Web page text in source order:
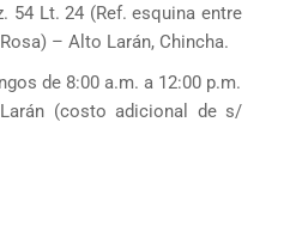
54 Lt. 24 (Ref. esquina entre
– Alto Larán, Chincha.
de 8:00 a.m. a 12:00 p.m.
(costo adicional de s/